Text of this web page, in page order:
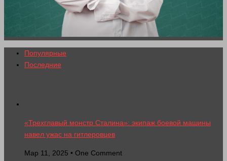
Популярные
Последние
«Трехглавый монстр Сталина»: экипаж боевой машины
навел ужас на гитлеровцев
Мар 11, 2025 • One Comment